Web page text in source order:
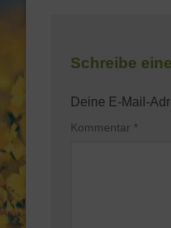
Schreibe
Deine E-Mail-
Kommentar *